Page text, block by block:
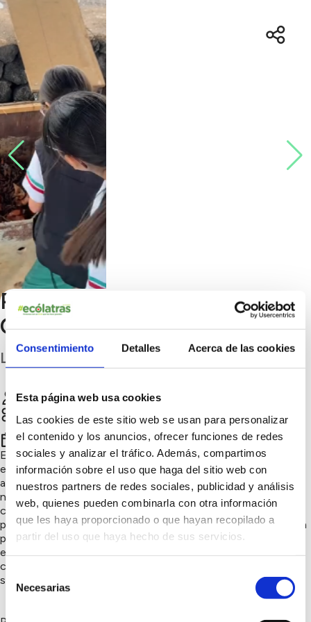
Consentimiento Detalles Acerca de las cookies
Esta página web usa cookies
Las cookies de este sitio web se usan para personalizar
el contenido y los anuncios, ofrecer funciones de redes
sociales y analizar el tráfico. Además, compartimos
información sobre el uso que haga del sitio web con
nuestros partners de redes sociales, publicidad y análisis
web, quienes pueden combinarla con otra información
que les haya proporcionado o que hayan recopilado a
partir del uso que haya hecho de sus servicios.
Necesarias
Proyecto "Crea tu compost"
CEIP César Manrique Cabrera
Las Palmas
CEIP César Manrique Cabrera
Consumo responsable
4º trimestre 2025
El CEIP César Manrique Cabrera cuenta con una compostera
escolar donde el alumnado transforma restos orgánicos en
abono natural. Dentro del proyecto "Crea tu compost" los
niños y niñas participan en charlas y prácticas sobre
compostaje doméstico. Los alumnos de 5º de primaria
participan y realizan parte del compost, aprendiendo de forma
práctica cómo funciona el proceso. Además, talleres con
expertos externos enseñan a mezclar, airear y aplicar el
compost en el huerto. Una experiencia educativa que une
sostenibilidad, trabajo en equipo y cuidado del entorno.